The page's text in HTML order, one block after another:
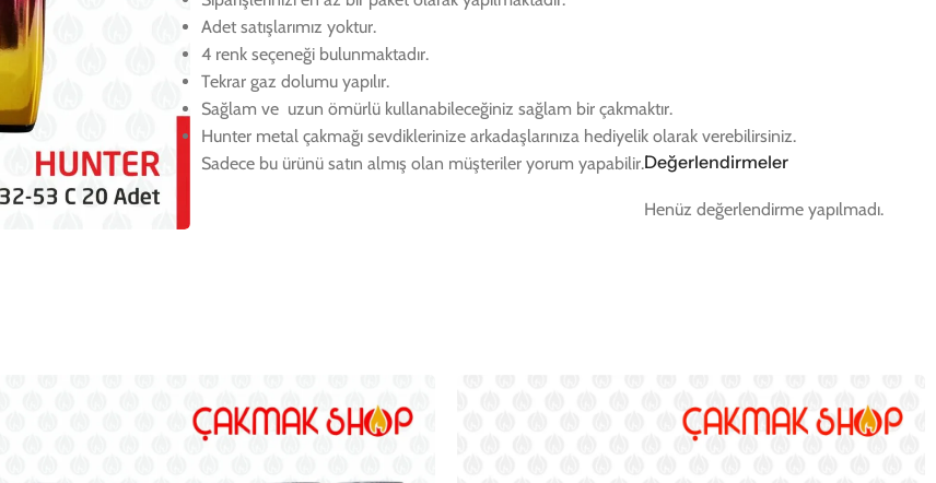
Adet satışlarımız yoktur.
4 renk seçeneği bulunmaktadır.
Tekrar gaz dolumu yapılır.
Sağlam ve uzun ömürlü kullanabileceğiniz sağlam bir çakmaktır.
Hunter metal çakmağı sevdiklerinize arkadaşlarınıza hediyelik olarak verebilirsiniz.
Değerlendirmeler
Henüz değerlendirme yapılmadı.
Sadece bu ürünü satın almış olan müşteriler yorum yapabilir.